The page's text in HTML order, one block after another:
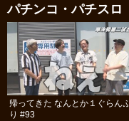
パチンコ・パチスロ
帰ってきた なんとか１ぐらん
り #93